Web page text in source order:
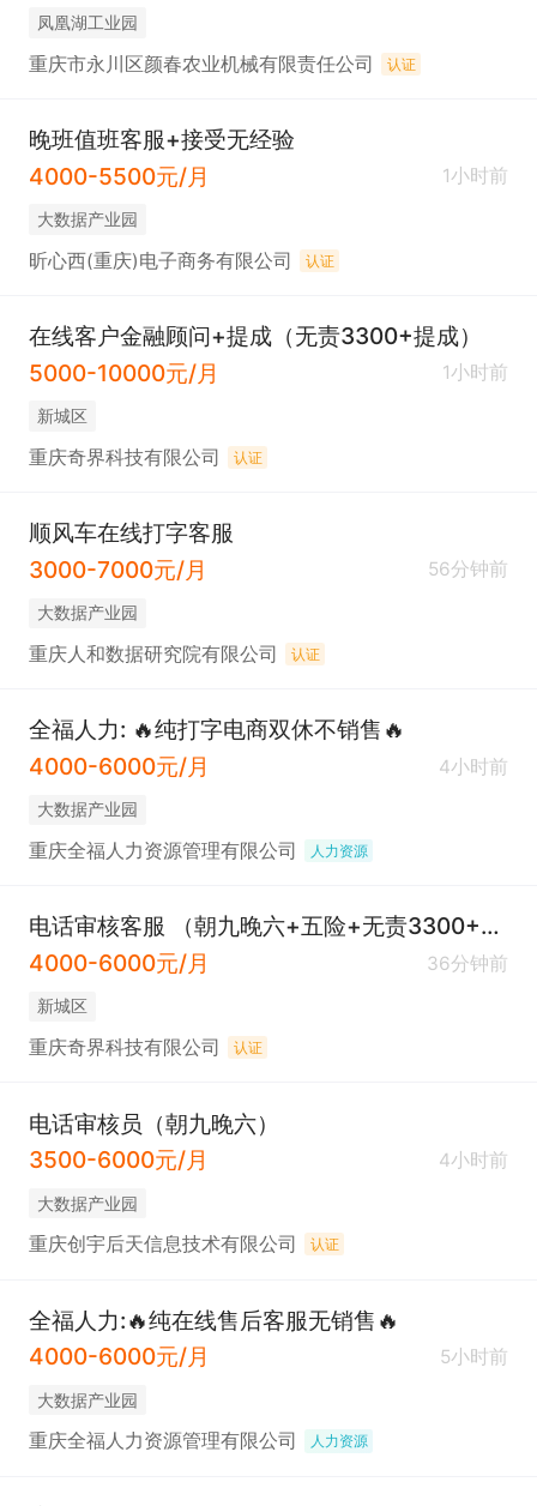
凤凰湖工业园
重庆市永川区颜春农业机械有限责任公司 认证
晚班值班客服+接受无经验
4000-5500元/月
1小时前
大数据产业园
昕心西(重庆)电子商务有限公司 认证
在线客户金融顾问+提成（无责3300+提成）
5000-10000元/月
1小时前
新城区
重庆奇界科技有限公司 认证
顺风车在线打字客服
3000-7000元/月
56分钟前
大数据产业园
重庆人和数据研究院有限公司 认证
全福人力: 🔥纯打字电商双休不销售🔥
4000-6000元/月
4小时前
大数据产业园
重庆全福人力资源管理有限公司 人力资源
电话审核客服 （朝九晚六+五险+无责3300+双提成）
4000-6000元/月
36分钟前
新城区
重庆奇界科技有限公司 认证
电话审核员（朝九晚六）
3500-6000元/月
4小时前
大数据产业园
重庆创宇后天信息技术有限公司 认证
全福人力:🔥纯在线售后客服无销售🔥
4000-6000元/月
5小时前
大数据产业园
重庆全福人力资源管理有限公司 人力资源